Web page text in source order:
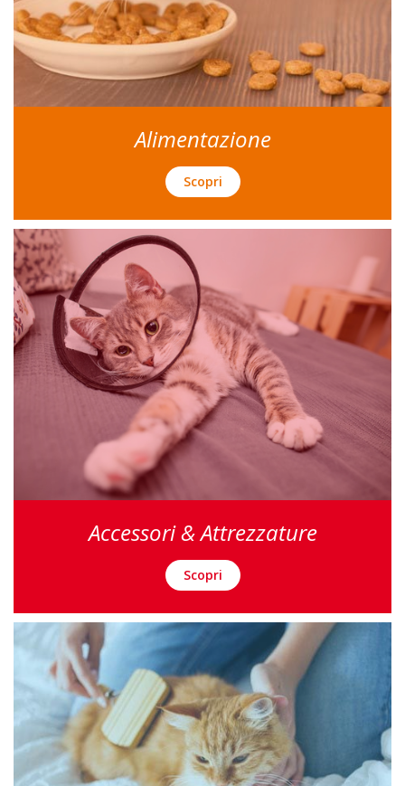
Alimentazione
Scopri
Accessori & Attrezzature
Scopri